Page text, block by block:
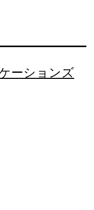
ーションズ